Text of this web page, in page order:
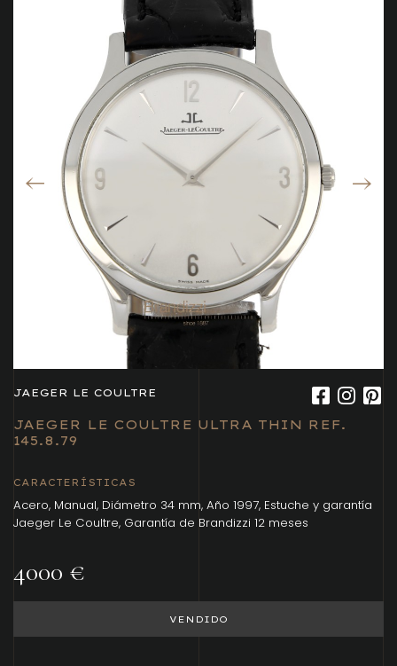
JAEGER LE COULTRE
JAEGER LE COULTRE ULTRA THIN REF.
145.8.79
CARACTERÍSTICAS
Acero, Manual, Diámetro 34 mm, Año 1997, Estuche y garantía
Jaeger Le Coultre, Garantía de Brandizzi 12 meses
4000 €
VENDIDO